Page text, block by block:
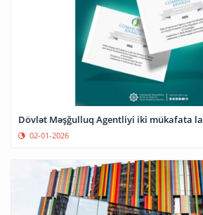
Dövlət Məşğulluq Agentliyi iki mükafata
02-01-2026